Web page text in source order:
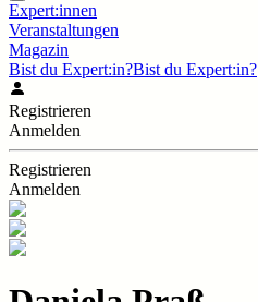
Expert:innen
Veranstaltungen
Magazin
Bist du Expert:in?Bist du Expert:in?
Registrieren
Anmelden
Registrieren
Anmelden